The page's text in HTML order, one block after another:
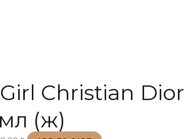
Christian Dior
(ж)